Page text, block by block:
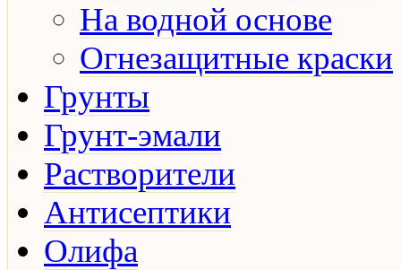
На водной основе
Огнезащитные краски
Грунты
Грунт-эмали
Растворители
Антисептики
Олифа